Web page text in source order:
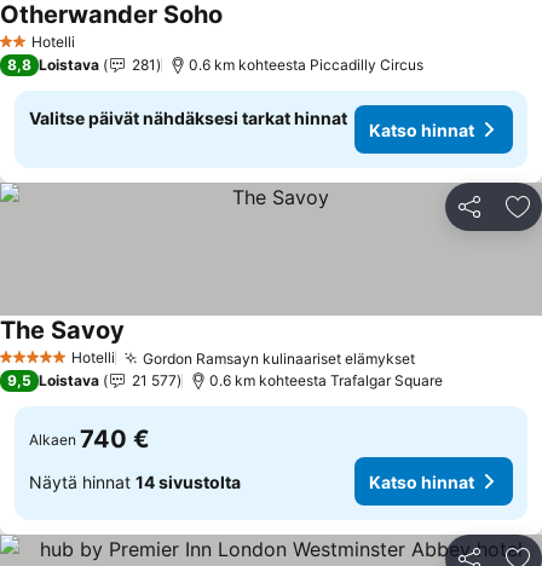
2 Tähtiluokitus
Hotelli
Otherwander Soho
8,8 Loistava 281 0.6 km kohteesta Piccadilly Circus
Valitse päivät nähdäksesi tarkat hinnat
Katso hinnat
Jaa
5 Tähtiluokitus
Hotelli Gordon Ramsayn kulinaariset elämyksetKatso hinnat
The Savoy
9,5 Loistava 21 577 0.6 km kohteesta Trafalgar Square
Alkaen 740 €
Näytä hinnat 14 sivustolta Katso hinnat